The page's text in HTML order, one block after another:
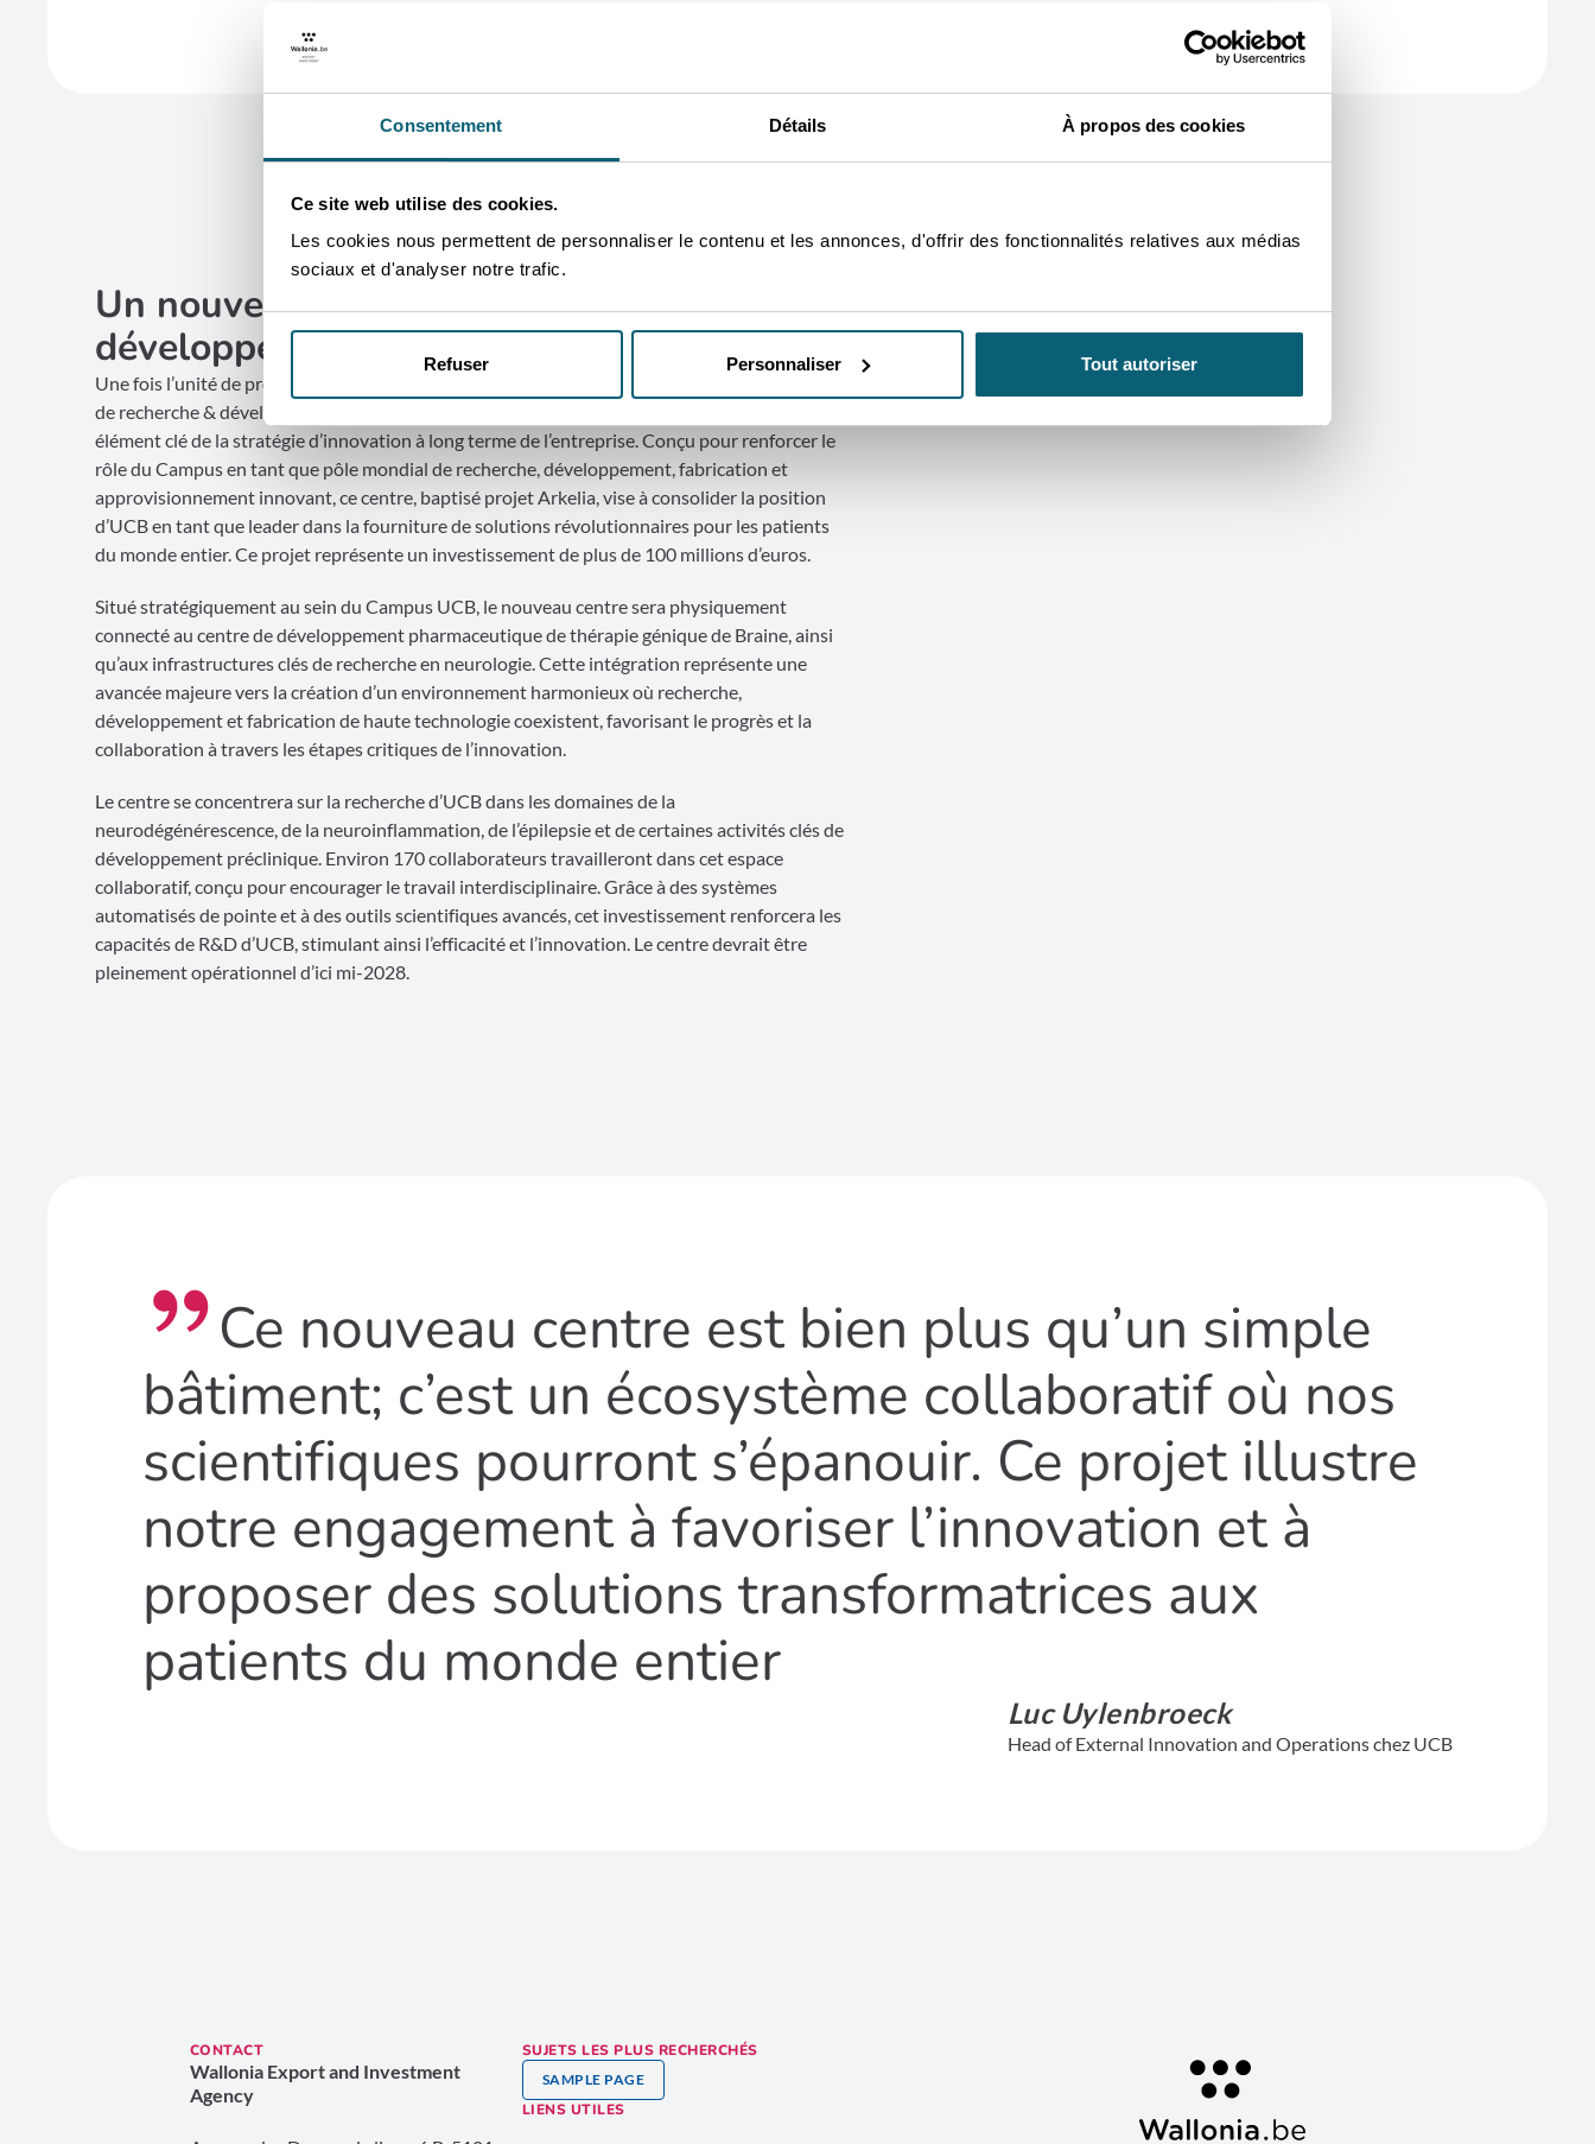
Consentement Détails À propos des cookies
Ce site web utilise des cookies.
Les cookies nous permettent de personnaliser le contenu et les annonces, d'offrir des fonctionnalités relatives aux médias
sociaux et d'analyser notre trafic.
Refuser Personnaliser Tout autoriser
Un nouveau centre de recherche &
développement
Une fois l’unité de production inauguré, UCB s’est lancé dans la construction de son centre
de recherche & développement (R&D) de pointe sur son Campus de Braine-l’Alleud, un
élément clé de la stratégie d’innovation à long terme de l’entreprise. Conçu pour renforcer le
rôle du Campus en tant que pôle mondial de recherche, développement, fabrication et
approvisionnement innovant, ce centre, baptisé projet Arkelia, vise à consolider la position
d’UCB en tant que leader dans la fourniture de solutions révolutionnaires pour les patients
du monde entier. Ce projet représente un investissement de plus de 100 millions d’euros.
Situé stratégiquement au sein du Campus UCB, le nouveau centre sera physiquement
connecté au centre de développement pharmaceutique de thérapie génique de Braine, ainsi
qu’aux infrastructures clés de recherche en neurologie. Cette intégration représente une
avancée majeure vers la création d’un environnement harmonieux où recherche,
développement et fabrication de haute technologie coexistent, favorisant le progrès et la
collaboration à travers les étapes critiques de l’innovation.
Le centre se concentrera sur la recherche d’UCB dans les domaines de la
neurodégénérescence, de la neuroinflammation, de l’épilepsie et de certaines activités clés de
développement préclinique. Environ 170 collaborateurs travailleront dans cet espace
collaboratif, conçu pour encourager le travail interdisciplinaire. Grâce à des systèmes
automatisés de pointe et à des outils scientifiques avancés, cet investissement renforcera les
capacités de R&D d’UCB, stimulant ainsi l’efficacité et l’innovation. Le centre devrait être
pleinement opérationnel d’ici mi-2028.
Ce nouveau centre est bien plus qu’un simple
bâtiment; c’est un écosystème collaboratif où nos
scientifiques pourront s’épanouir. Ce projet illustre
notre engagement à favoriser l’innovation et à
proposer des solutions transformatrices aux
patients du monde entier
Luc Uylenbroeck
Head of External Innovation and Operations chez UCB
CONTACT
Wallonia Export and Investment
Agency
SUJETS LES PLUS RECHERCHÉS
SAMPLE PAGE
LIENS UTILES